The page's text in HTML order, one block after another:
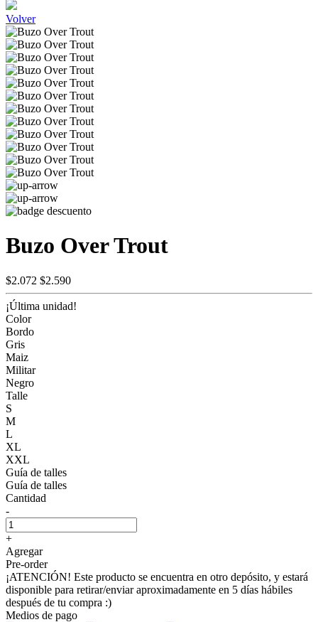
Volver
Buzo Over Trout
$2.072 $2.590
¡Última unidad!
Color
Bordo
Gris
Maiz
Militar
Negro
Talle
S
M
L
XL
XXL
Guía de talles
Guía de talles
Cantidad
-
+
Agregar
Pre-order
¡ATENCIÓN! Este producto se encuentra en otro depósito, y estará
disponible para retirar/enviar aproximadamente en 5 días hábiles
después de tu compra :)
Medios de pago